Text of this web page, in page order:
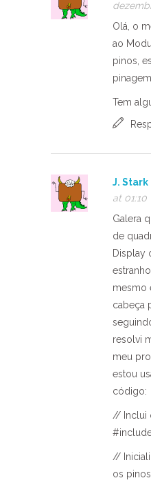
Olá, o
ao
pinos,
Tem
J. Stark
at 01:10
Galera
de
Display
mesmo
cabeça
resolvi
meu
estou
código:
// Inclui
//
os